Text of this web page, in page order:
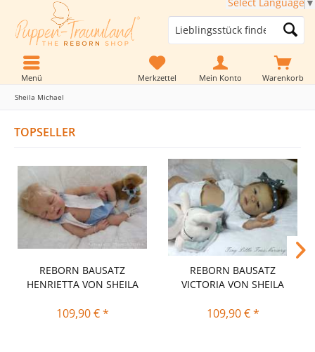
Warenkorb
Merkzettel Mein Konto
Menü
Sheila Michael
TOPSELLER
REBORN BAUSATZ
HENRIETTA VON SHEILA
109,90 € *
REBORN BAUSATZ
VICTORIA VON SHEILA
109,90 € *